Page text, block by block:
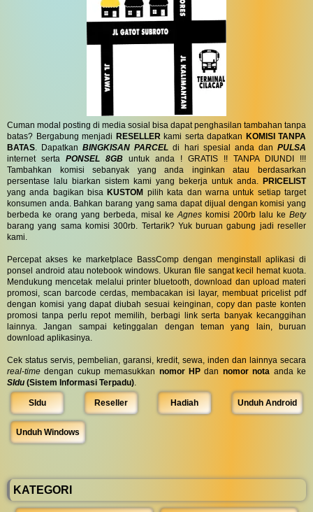
Cuman modal posting di media sosial bisa dapat penghasilan tambahan tanpa
batas? Bergabung menjadi RESELLERkami serta dapatkan KOMISI TANPA
BATAS. DapatkanBINGKISAN PARCEL di hari spesial anda danPULSA
internet serta PONSEL 8GB untuk anda ! GRATIS !! TANPA DIUNDI !!!
Tambahkan komisi sebanyak yang anda inginkan atau berdasarkan
persentase lalu biarkan sistem kami yang bekerja untuk anda. PRICELIST
yang anda bagikan bisa KUSTOM pilih kata dan warna untuk setiap target
konsumen anda. Bahkan barang yang sama dapat dijual dengan komisi yang
berbeda ke orang yang berbeda, misal keAgnes komisi 200rb lalu ke Bety
barang yang sama komisi 300rb. Tertarik? Yuk buruan gabung jadi reseller
kami.
Percepat akses ke marketplace BassComp dengan menginstall aplikasi di
ponsel android atau notebook windows. Ukuran file sangat kecil hemat kuota.
Mendukung mencetak melalui printer bluetooth, download dan upload materi
promosi, scan barcode cerdas, membacakan isi layar, membuat pricelist pdf
dengan komisi yang dapat diubah sesuai keinginan, copy dan paste konten
promosi tanpa perlu repot memilih, berbagi link serta banyak kecanggihan
lainnya. Jangan sampai ketinggalan dengan teman yang lain, buruan
download aplikasinya.
Cek status servis, pembelian, garansi, kredit, sewa, inden dan lainnya secara
real-time dengan cukup memasukkan nomor HP dan nomor nota anda ke
SIdu (Sistem Informasi Terpadu).
SIdu Reseller Hadiah Unduh Android
Unduh Windows
KATEGORI